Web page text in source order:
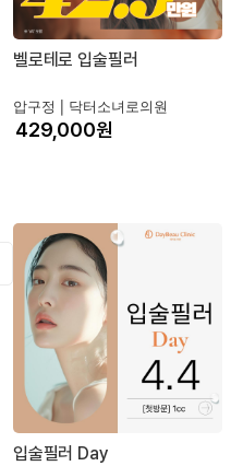
벨로테로 입술필러
압구정 | 닥터소녀로의원
원
입술필러 Day